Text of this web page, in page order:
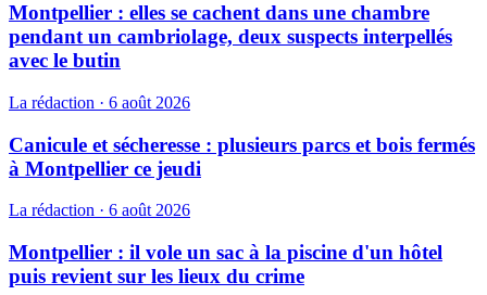
Montpellier : elles se cachent dans une chambre
pendant un cambriolage, deux suspects interpellés
avec le butin
La rédaction · 6 août 2026
Canicule et sécheresse : plusieurs parcs et bois fermés
à Montpellier ce jeudi
La rédaction · 6 août 2026
Montpellier : il vole un sac à la piscine d'un hôtel
puis revient sur les lieux du crime